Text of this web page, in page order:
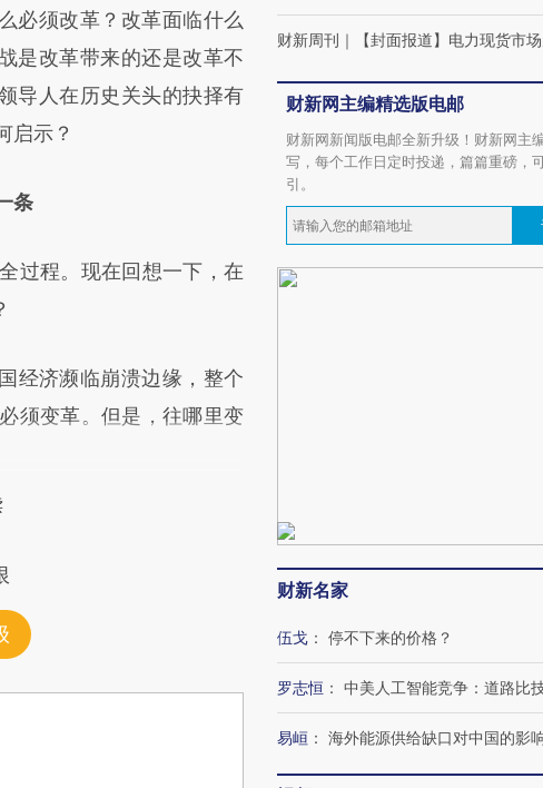
必须改革？改革面临什么
是改革带来的还是改革不
导人在历史关头的抉择有
启示？
条
过程。现在回想一下，在
经济濒临崩溃边缘，整个
须变革。但是，往哪里变
财新周刊 ｜ 【封面报道】电力现货市
财新网主编精选版电邮
财新网新闻版电邮全新升级！财新网主
写，每个工作日定时投递，篇篇重磅，
引。
财新名家
伍戈 ： 停不下来的价格？
罗志恒 ： 中美人工智能竞争：道路比
易峘 ： 海外能源供给缺口对中国的影